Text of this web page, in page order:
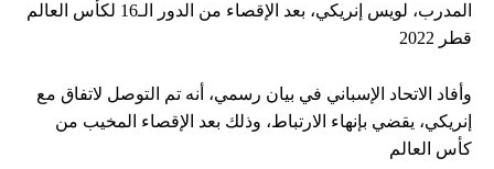
المدرب، لويس إنريكي، بعد الإقصاء من الدور الـ16 لكأس العالم
قطر 2022
وأفاد الاتحاد الإسباني في بيان رسمي، أنه تم التوصل لاتفاق مع
إنريكي، يقضي بإنهاء الارتباط، وذلك بعد الإقصاء المخيب من
كأس العالم